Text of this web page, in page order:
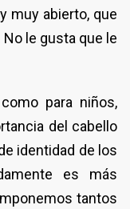
muy abierto, que
le gusta que le
para niños,
del cabello
identidad de los
es más
tantos